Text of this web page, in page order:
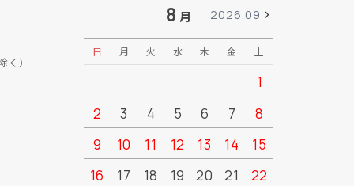
く）
8 月 2026.09
日 月 火 水 木 金 土
1
2
3 4 5 6 7
8
9
10 11 12 13 14
15
16
17 18 19 20 21
22